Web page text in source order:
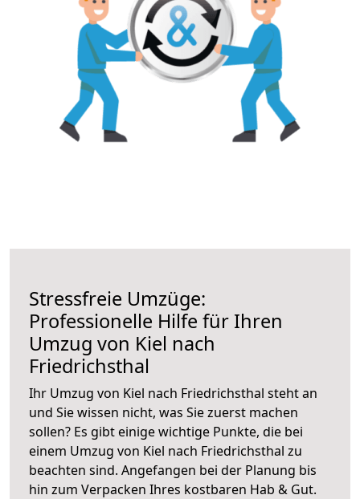
Stressfreie Umzüge:
Professionelle Hilfe für Ihren
Umzug von Kiel nach
Friedrichsthal
Ihr Umzug von Kiel nach Friedrichsthal steht an
und Sie wissen nicht, was Sie zuerst machen
sollen? Es gibt einige wichtige Punkte, die bei
einem Umzug von Kiel nach Friedrichsthal zu
beachten sind. Angefangen bei der Planung bis
hin zum Verpacken Ihres kostbaren Hab & Gut.